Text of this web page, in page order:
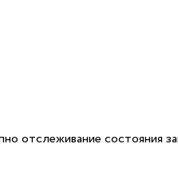
отслеживание состояния